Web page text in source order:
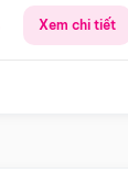
Xem chi tiết